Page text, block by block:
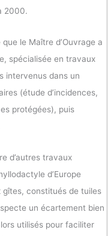
2000.
le Maître d’Ouvrage a
spécialisée en travaux
intervenus dans un
(étude d’incidences,
protégées), puis
d’autres travaux
d’Europe
gîtes, constitués de tuiles
un écartement bien
utilisés pour faciliter